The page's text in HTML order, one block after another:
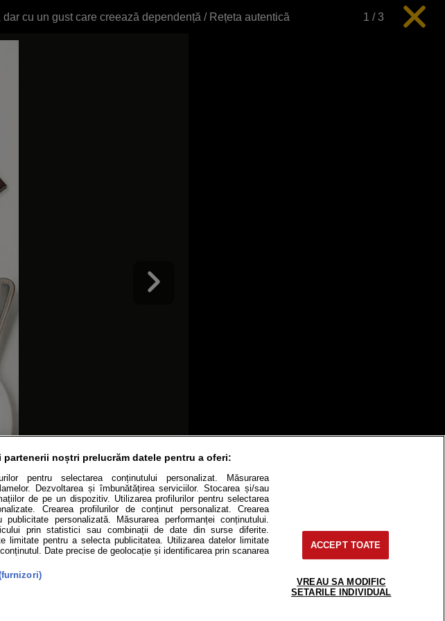
cu un gust care creează dependență / Rețeta autentică 1 /3
partenerii noștri prelucrăm datele pentru a oferi:
pentru selectarea conținutului personalizat. Măsurarea
Dezvoltarea și îmbunătățirea serviciilor. Stocarea și/sau
de pe un dispozitiv. Utilizarea profilurilor pentru selectarea
Crearea profilurilor de conținut personalizat. Crearea
publicitate personalizată. Măsurarea performanței conținutului.
prin statistici sau combinații de date din surse diferite.
limitate pentru a selecta publicitatea. Utilizarea datelor limitate
Date precise de geolocație și identificarea prin scanarea
ACCEPT TOATE
VREAU SA MODIFIC
SETARILE INDIVIDUAL